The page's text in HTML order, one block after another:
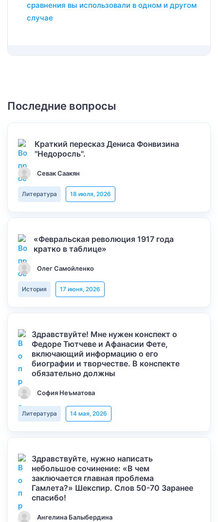
сравнения вы использовали в одном и другом
случае
Последние вопросы
Краткий пересказ Дениса Фонвизина
"Недоросль".
Севак Саакян
Литература 18 июля, 2026
«Февральская революция 1917 года
кратко в таблице»
Олег Самойленко
История 17 июня, 2026
Здравствуйте! Мне нужен конспект о
Федоре Тютчеве и Афанасии Фете,
включающий информацию о его
биографии и творчестве. В конспекте
обязательно должны
София Неъматова
Литература 14 мая, 2026
Здравствуйте, нужно написать
небольшое сочинение: «В чем
заключается главная проблема
Гамлета?» Шекспир. Слов 50-70 Заранее
спасибо!
Ангелина Балыбердина